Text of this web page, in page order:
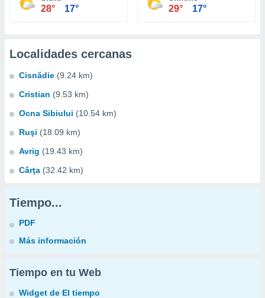
28° 17° 29° 17°
Localidades cercanas
Cisnădie (9.24 km)
Cristian (9.53 km)
Ocna Sibiului (10.54 km)
Ruşi (18.09 km)
Avrig (19.43 km)
Cârţa (32.42 km)
Tiempo...
PDF
Más información
Tiempo en tu Web
Widget de El tiempo